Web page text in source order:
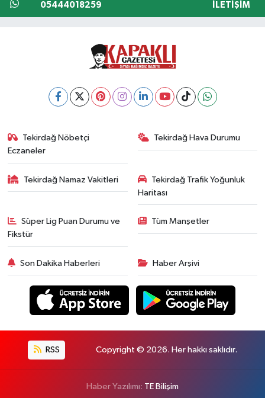
05444018259 İLETIŞIM
Tekirdağ Nöbetçi
Eczaneler
Tekirdağ Hava Durumu
Tekirdağ Namaz Vakitleri
Tekirdağ Trafik Yoğunluk
Haritası
Süper Lig Puan Durumu ve
Fikstür
Tüm Manşetler
Son Dakika Haberleri Haber Arşivi
RSS Copyright © 2026. Her hakkı saklıdır.
Haber Yazılımı: TE Bilişim